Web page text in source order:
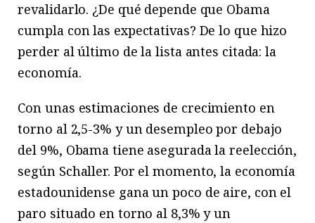
revalidarlo. ¿De qué depende que Obama
cumpla con las expectativas? De lo que hizo
perder al último de la lista antes citada: la
economía.
Con unas estimaciones de crecimiento en
torno al 2,5-3% y un desempleo por debajo
del 9%, Obama tiene asegurada la reelección,
según Schaller. Por el momento, la economía
estadounidense gana un poco de aire, con el
paro situado en torno al 8,3% y un